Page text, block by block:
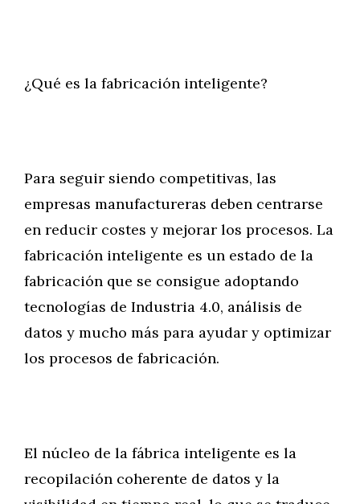
¿Qué es la fabricación inteligente?
Para seguir siendo competitivas, las
empresas manufactureras deben centrarse
en reducir costes y mejorar los procesos. La
fabricación inteligente es un estado de la
fabricación que se consigue adoptando
tecnologías de Industria 4.0, análisis de
datos y mucho más para ayudar y optimizar
los procesos de fabricación.
El núcleo de la fábrica inteligente es la
recopilación coherente de datos y la